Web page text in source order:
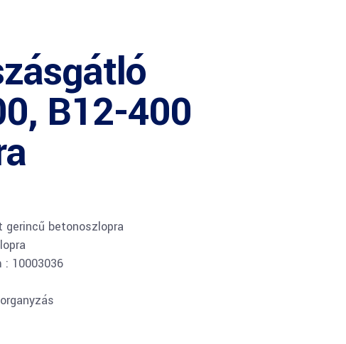
B12-400
betonoszlopra
10003036